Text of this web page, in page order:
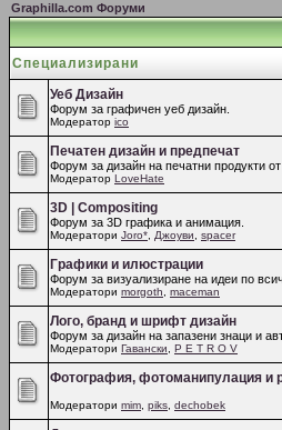
Graphilla.com Форуми
Специализирани
Уеб Дизайн
Форум за графичен уеб дизайн.
Модератор ico
Печатен дизайн и предпечат
Форум за дизайн на печатни продукти от
Модератор LoveHate
3D | Compositing
Форум за 3D графика и анимация.
Модератори Joro* Джоуви spacer
Графики и илюстрации
Форум за визуализиране на идеи по
Модератори morgoth maceman
Лого, бранд и шрифт дизайн
Форум за дизайн на запазени знаци и
Модератори Гавански P E T R O V
Фотография, фотоманипулация и
Модератори mim piks dechobek